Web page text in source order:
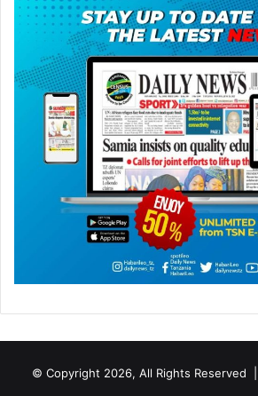
© Copyright 2026, All Rights Reserved |